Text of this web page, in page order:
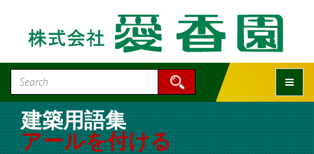
建築用語集
アールを付ける